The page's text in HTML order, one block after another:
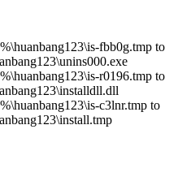
fbb0g.tmp to
r0196.tmp to
c3lnr.tmp to